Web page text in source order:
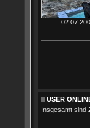
USER
Insgesamt sind